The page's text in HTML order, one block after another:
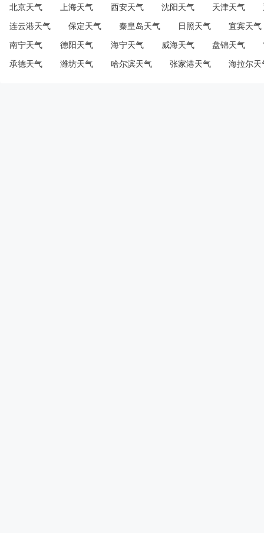
北京天气 上海天气 西安天气 沈阳天气 天津天气
连云港天气 保定天气 秦皇岛天气 日照天气 宜宾天气
南宁天气 德阳天气 海宁天气 威海天气 盘锦天气
承德天气 潍坊天气 哈尔滨天气 张家港天气 海拉尔天